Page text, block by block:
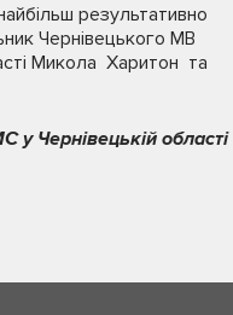
результативно
Чернівецького МВ
Микола Харитон та
у Чернівецькій області